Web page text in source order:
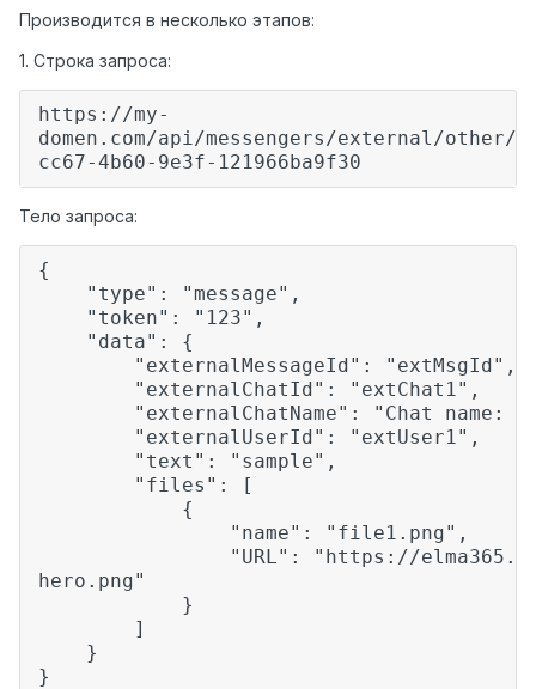
Производится в несколько этапов:
1. Строка запроса:
https://my-
domen.com/api/messengers/external/other/
cc67-4b60-9e3f-121966ba9f30
Тело запроса:
{
"type": "message",
"token": "123",
"data": {
"externalMessageId": " extMsgId",
" externalChatId": " extChat1 ",
"externalChatName": "Chat name:
"externalUserId": " extUser1 ",
"text": " sample",
"files": [
{
"name": "file1.png",
"URL": "https://elma365.com/
hero.png"
}
]
}
}